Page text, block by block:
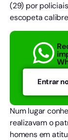
(29) por
escopeta
Entrar
Num lugar
realizavam o
homens em